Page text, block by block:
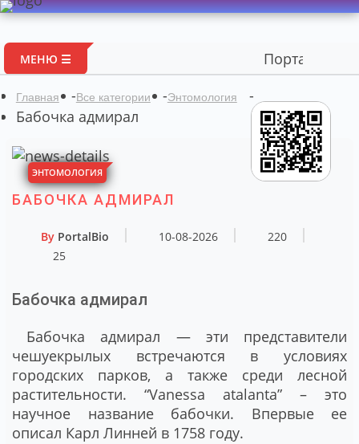
МЕНЮ ☰ Портал авторских
Главная -Все категории -Энтомология
-
Бабочка адмирал
ЭНТОМОЛОГИЯ
БАБОЧКА АДМИРАЛ
By PortalBio 10-08-2026
220
25
Бабочка адмирал
Бабочка адмирал — эти представители
чешуекрылых встречаются в условиях
городских парков, а также среди лесной
растительности. “Vanessa atalanta” – это
научное название бабочки. Впервые ее
описал Карл Линней в 1758 году.